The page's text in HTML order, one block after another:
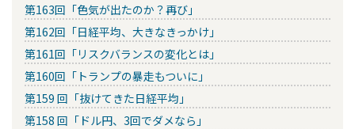
第163回「色気が出たのか？再び」
第162回「日経平均、大きなきっかけ」
第161回「リスクバランスの変化とは」
第160回「トランプの暴走もついに」
第159 回「抜けてきた日経平均」
第158 回「ドル円、3回でダメなら」